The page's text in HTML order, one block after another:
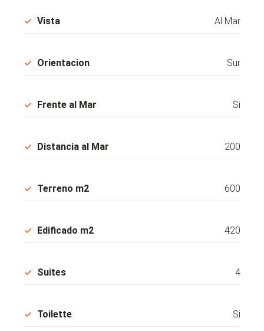
Vista Al Mar
Orientacion Sur
Frente al Mar Si
Distancia al Mar 200
Terreno m2 600
Edificado m2 420
Suites 4
Toilette Si